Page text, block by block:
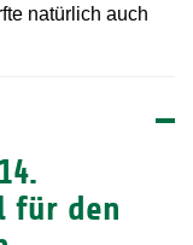
natürlich auch
für den